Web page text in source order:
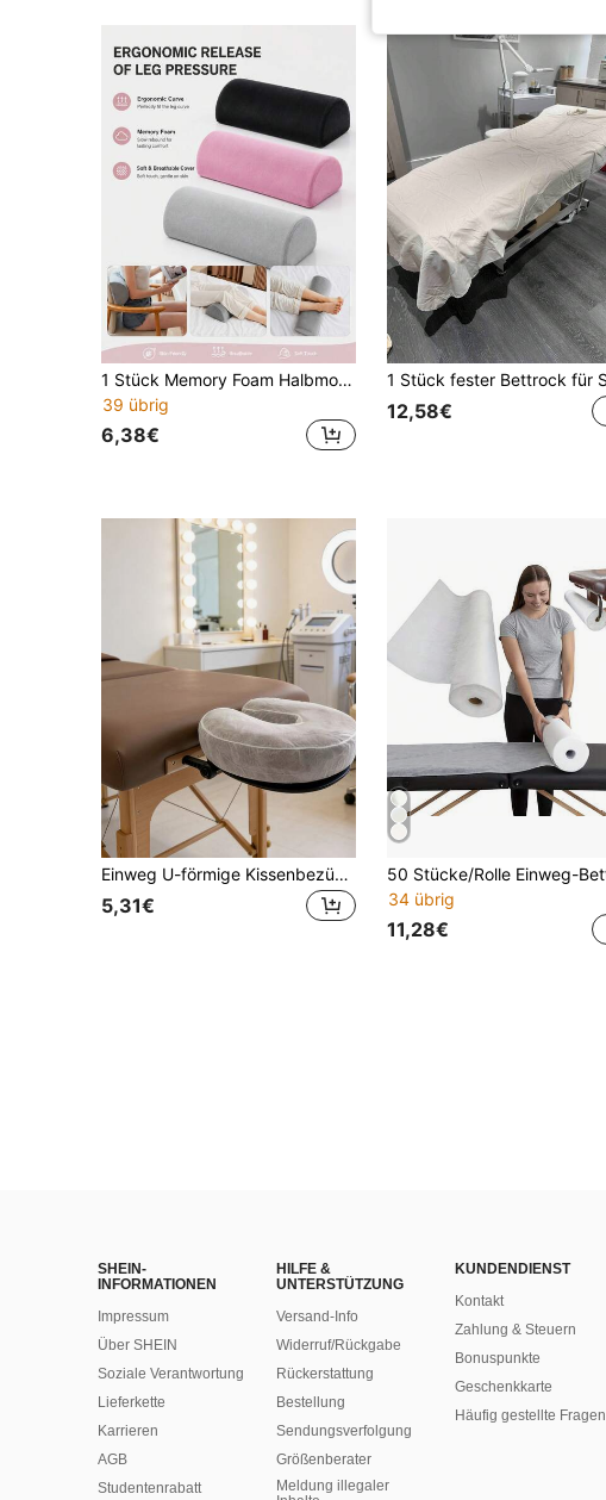
1 Stück Memory Foam Halbmond Beinkissen, verstellbares Knie- und Knöchelstützkissen, Seitenschläfer-Keil-Beinkissen, geeignet für Rücken-, Hüft- und Beinkomfortstütze, ideal für Schwangerschaftsruhe, Sofa, Büronickerchen, Reisen, geeignet als Geschenk für Mütter, Krankenschwestern, Senioren, Sportler und Läufer
39 übrig
6,38€
12,58€
Einweg U-förmige Kissenbezüge, Einweg Schönheit Bettkissenbezüge, elastische Vliesstoff U-förmige Reisekissenbezüge, Vliesstoff super weiche Massage Gesichtsabdeckungen, Massagetisch und Massagesessel Kopfstützenabdeckungen, universelle Größe Schönheitssalon SPA Gesichtsruheabdeckungen.
5,31€
34 übrig
11,28€
SHEIN-
INFORMATIONEN
Impressum
Über SHEIN
Soziale Verantwortung
Lieferkette
Karrieren
AGB
Studentenrabatt
HILFE &
UNTERSTÜTZUNG
Versand-Info
Widerruf/Rückgabe
Rückerstattung
Bestellung
Sendungsverfolgung
Größenberater
Meldung illegaler
KUNDENDIENST
Kontakt
Zahlung & Steuern
Bonuspunkte
Geschenkkarte
Häufig gestellte Fragen